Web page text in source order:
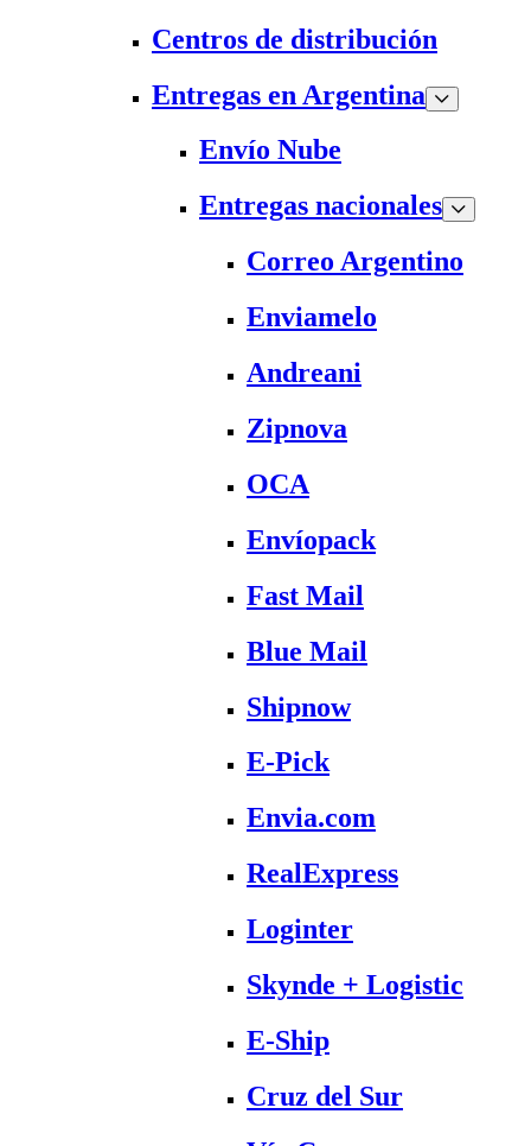
Centros de distribución
Entregas en Argentina
Envío Nube
Entregas nacionales
Correo Argentino
Enviamelo
Andreani
Zipnova
OCA
Envíopack
Fast Mail
Blue Mail
Shipnow
E-Pick
Envia.com
RealExpress
Loginter
Skynde + Logistic
E-Ship
Cruz del Sur